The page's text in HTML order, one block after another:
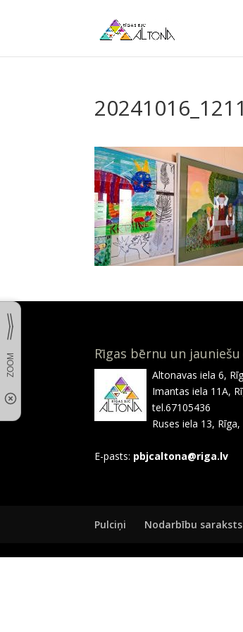
Rīgas bērnu un
Altonavas iela 6,
Imantas iela 11A,
tel.67105436
Ruses iela 13,
E-pasts: pbjcaltona@riga.lv
Pulciņi Nodarbību saraksts